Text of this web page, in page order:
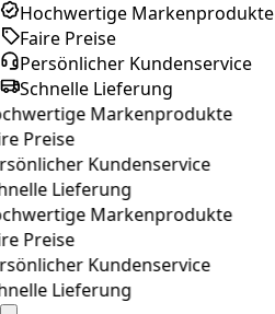
Hochwertige Markenprodukte
Faire Preise
Persönlicher Kundenservice
Schnelle Lieferung
Markenprodukte
Preise
Kundenservice
Lieferung
Markenprodukte
Preise
Kundenservice
Lieferung